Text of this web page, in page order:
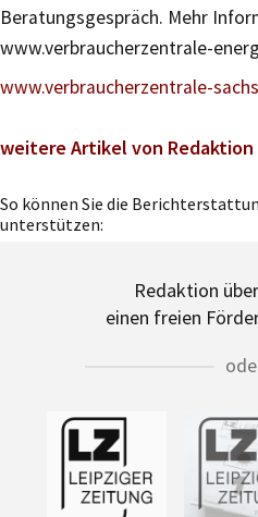
Beratungsgespräch. Mehr
www.verbraucherzentrale-
www.verbraucherzentrale-
weitere Artikel von Redaktion
So können Sie die
unterstützen:
Redaktion über
einen freien